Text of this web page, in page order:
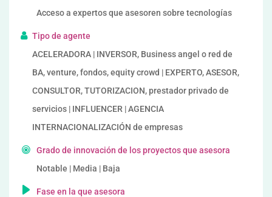
Acceso a expertos que asesoren sobre tecnologías
Tipo de agente
ACELERADORA | INVERSOR, Business angel o red de
BA, venture, fondos, equity crowd | EXPERTO, ASESOR,
CONSULTOR, TUTORIZACION, prestador privado de
servicios | INFLUENCER | AGENCIA
INTERNACIONALIZACIÓN de empresas
Grado de innovación de los proyectos que asesora
Notable | Media | Baja
Fase en la que asesora